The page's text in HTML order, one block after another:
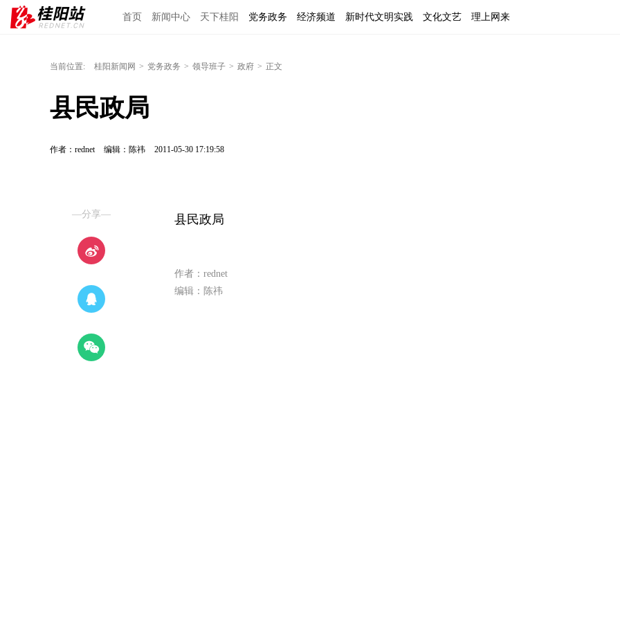
首页 新闻中心 天下桂阳 党务政务 经济频道 新时代文明实践 文化文艺 理上网来
当前位置: 桂阳新闻网 > 党务政务 > 领导班子 > 政府 > 正文
县民政局
作者：rednet 编辑：陈祎 2011-05-30 17:19:58
—分享— 县民政局
作者：rednet
编辑：陈祎